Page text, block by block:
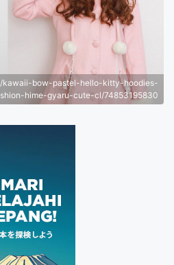
kawaii-bow-pastel-hello-kitty-hoodies-
hime-gyaru-cute-cl/74853195830